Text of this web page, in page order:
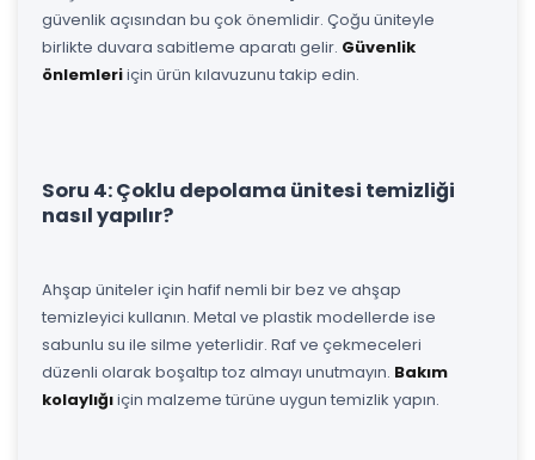
güvenlik açısından bu çok önemlidir. Çoğu üniteyle
birlikte duvara sabitleme aparatı gelir. Güvenlik
önlemleriiçin ürün kılavuzunu takip edin.
Soru 4: Çoklu depolama ünitesi temizliği
nasıl yapılır?
Ahşap üniteler için hafif nemli bir bez ve ahşap
temizleyici kullanın. Metal ve plastik modellerde ise
sabunlu su ile silme yeterlidir. Raf ve çekmeceleri
düzenli olarak boşaltıp toz almayı unutmayın. Bakım
kolaylığıiçin malzeme türüne uygun temizlik yapın.